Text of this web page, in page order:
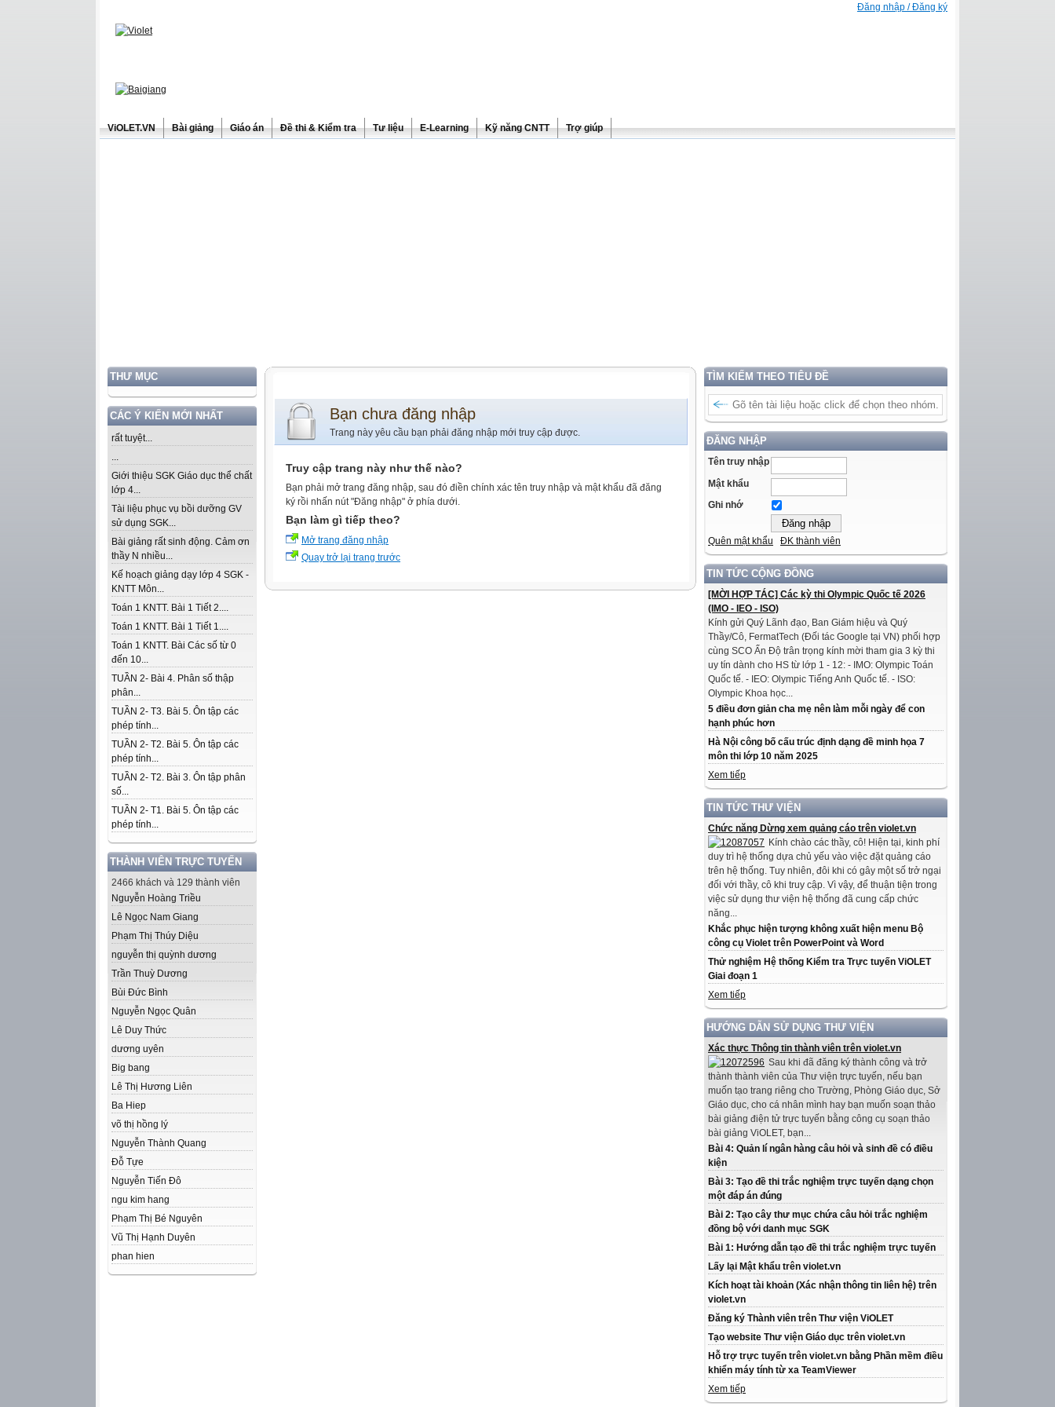
Đăng nhập / Đăng ký
ViOLET.VN Bài giảng Giáo án Đề thi & Kiểm tra Tư liệu E-Learning Kỹ năng CNTT Trợ giúp
THƯ MỤC
CÁC Ý KIẾN MỚI NHẤT
rất tuyệt...
...
Giới thiệu SGK Giáo dục thể chất
lớp 4...
Tài liệu phục vụ bồi dưỡng GV
sử dụng SGK...
Bài giảng rất sinh động. Cảm ơn
thầy N nhiều...
Kế hoạch giảng dạy lớp 4 SGK -
KNTT Môn...
Toán 1 KNTT. Bài 1 Tiết 2....
Toán 1 KNTT. Bài 1 Tiết 1....
Toán 1 KNTT. Bài Các số từ 0
đến 10...
TUẦN 2- Bài 4. Phân số thập
phân...
TUẦN 2- T3. Bài 5. Ôn tập các
phép tính...
TUẦN 2- T2. Bài 5. Ôn tập các
phép tính...
TUẦN 2- T2. Bài 3. Ôn tập phân
số...
TUẦN 2- T1. Bài 5. Ôn tập các
phép tính...
THÀNH VIÊN TRỰC TUYẾN
2466 khách và 129 thành viên
Nguyễn Hoàng Triều
Lê Ngọc Nam Giang
Phạm Thị Thúy Diệu
nguyễn thị quỳnh dương
Trần Thuỳ Dương
Bùi Đức Bình
Nguyễn Ngọc Quân
Lê Duy Thức
dương uyên
Big bang
Lê Thị Hương Liên
Ba Hiep
võ thị hồng lý
Nguyễn Thành Quang
Đỗ Tựe
Nguyễn Tiến Đô
ngu kim hang
Phạm Thị Bé Nguyên
Vũ Thị Hạnh Duyên
phan hien
TÌM KIẾM THEO TIÊU ĐỀ
ĐĂNG NHẬP
Tên truy nhập
Mật khẩu
Ghi nhớ
Quên mật khẩu ĐK thành viên
TIN TỨC CỘNG ĐỒNG
[MỜI HỢP TÁC] Các kỳ thi Olympic Quốc tế 2026
(IMO - IEO - ISO)
Kính gửi Quý Lãnh đạo, Ban Giám hiệu và Quý
Thầy/Cô, FermatTech (Đối tác Google tại VN) phối hợp
cùng SCO Ấn Độ trân trọng kính mời tham gia 3 kỳ thi
uy tín dành cho HS từ lớp 1 - 12: - IMO: Olympic Toán
Quốc tế. - IEO: Olympic Tiếng Anh Quốc tế. - ISO:
Olympic Khoa học...
5 điều đơn giản cha mẹ nên làm mỗi ngày để con
hạnh phúc hơn
Hà Nội công bố cấu trúc định dạng đề minh họa 7
môn thi lớp 10 năm 2025
Xem tiếp
TIN TỨC THƯ VIỆN
Chức năng Dừng xem quảng cáo trên violet.vn
Kính chào các thầy, cô! Hiện tại, kinh phí
duy trì hệ thống dựa chủ yếu vào việc đặt quảng cáo
trên hệ thống. Tuy nhiên, đôi khi có gây một số trở ngại
đối với thầy, cô khi truy cập. Vì vậy, để thuận tiện trong
việc sử dụng thư viện hệ thống đã cung cấp chức
năng...
Khắc phục hiện tượng không xuất hiện menu Bộ
công cụ Violet trên PowerPoint và Word
Thử nghiệm Hệ thống Kiểm tra Trực tuyến ViOLET
Giai đoạn 1
Xem tiếp
HƯỚNG DẪN SỬ DỤNG THƯ VIỆN
Xác thực Thông tin thành viên trên violet.vn
Sau khi đã đăng ký thành công và trở
thành thành viên của Thư viện trực tuyến, nếu bạn
muốn tạo trang riêng cho Trường, Phòng Giáo dục, Sở
Giáo dục, cho cá nhân mình hay bạn muốn soạn thảo
bài giảng điện tử trực tuyến bằng công cụ soạn thảo
bài giảng ViOLET, bạn...
Bài 4: Quản lí ngân hàng câu hỏi và sinh đề có điều
kiện
Bài 3: Tạo đề thi trắc nghiệm trực tuyến dạng chọn
một đáp án đúng
Bài 2: Tạo cây thư mục chứa câu hỏi trắc nghiệm
đồng bộ với danh mục SGK
Bài 1: Hướng dẫn tạo đề thi trắc nghiệm trực tuyến
Lấy lại Mật khẩu trên violet.vn
Kích hoạt tài khoản (Xác nhận thông tin liên hệ) trên
violet.vn
Đăng ký Thành viên trên Thư viện ViOLET
Tạo website Thư viện Giáo dục trên violet.vn
Hỗ trợ trực tuyến trên violet.vn bằng Phần mềm điều
khiển máy tính từ xa TeamViewer
Xem tiếp
Bạn chưa đăng nhập
Trang này yêu cầu bạn phải đăng nhập mới truy cập được.
Truy cập trang này như thế nào?
Bạn phải mở trang đăng nhập, sau đó điền chính xác tên truy nhập và mật khẩu đã đăng
ký rồi nhấn nút "Đăng nhập" ở phía dưới.
Bạn làm gì tiếp theo?
Mở trang đăng nhập
Quay trở lại trang trước